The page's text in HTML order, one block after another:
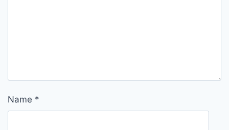
Name *